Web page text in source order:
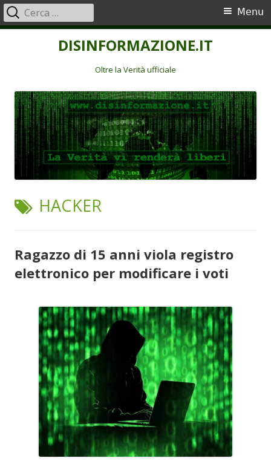
DISINFORMAZIONE.IT
Oltre la Verità ufficiale
Menu
principale
Menu
Ricerca
per:
TAG:
HACKER
Ragazzo di 15 anni viola registro
elettronico per modificare i voti